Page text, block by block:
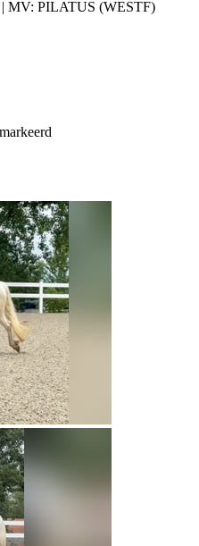
MV: PILATUS (WESTF)